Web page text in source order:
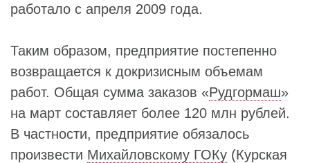
работало с апреля 2009 года.
Таким образом, предприятие постепенно
возвращается к докризисным объемам
работ. Общая сумма заказов «Рудгормаш»
на март составляет более 120 млн рублей.
В частности, предприятие обязалось
произвести Михайловскому ГОКу (Курская